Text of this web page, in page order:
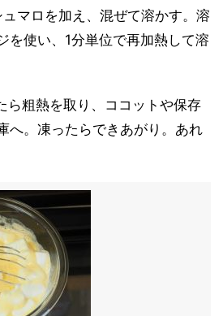
マロを加え、混ぜて溶かす。溶
を使い、1分単位で再加熱して溶
ら粗熱を取り、ココットや保存
へ。凍ったらできあがり。あれ